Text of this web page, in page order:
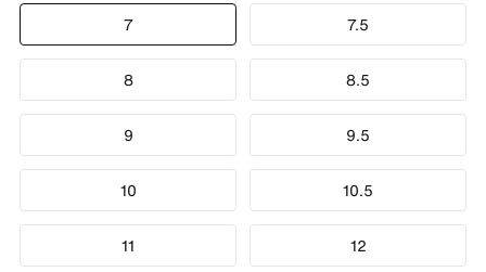
7 7.5
8 8.5
9 9.5
10 10.5
11 12